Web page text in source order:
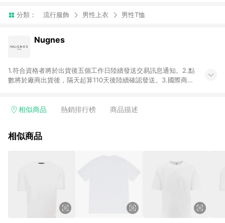
分類： 流行服飾 男性上衣 男性T恤
Nugnes
1.符合資格者將於出貨後五個工作日陸續發送交易訊息通知。2.點
數將於廠商出貨後，隔天起算110天後陸續確認發送。3.國際商家
用未授權優惠碼不符合贈點資格。6. 點數發送依據及返點上限將
不符合贈點資格。
相似商品 熱銷排行榜 商品描述
相似商品